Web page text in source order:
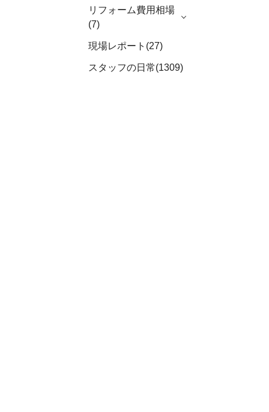
リフォーム費用相場
(7)
現場レポート(27)
スタッフの日常(1309)